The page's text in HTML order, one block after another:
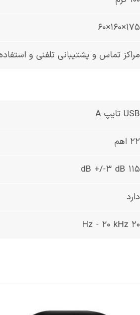
۱۷۵×۱۶۰×۶۰
مراکز تماس و پشتیبانی تلفنی و
USB تایپ A
22 اهم
115 dB +/-3 dB
دارد
20 Hz - 20 kHz